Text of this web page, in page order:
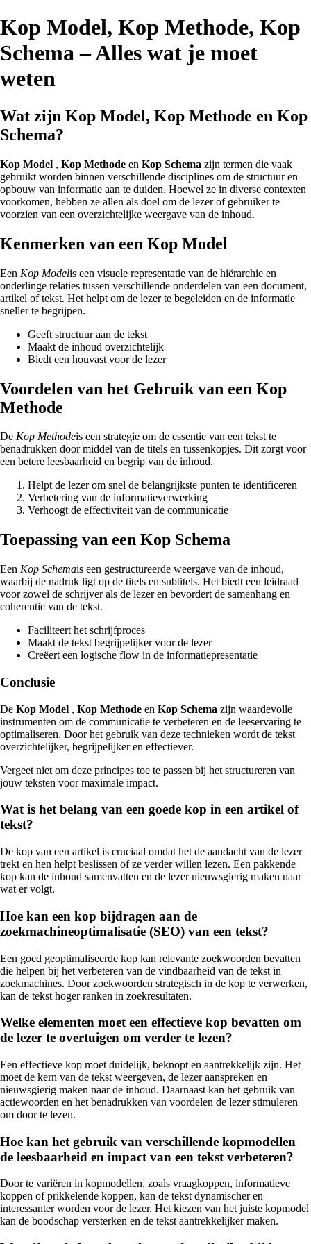
Kop Model, Kop Methode, Kop
Schema – Alles wat je moet
weten
Wat zijn Kop Model, Kop Methode en Kop
Schema?
Kop Model , Kop Methode en Kop Schema zijn termen die vaak
gebruikt worden binnen verschillende disciplines om de structuur en
opbouw van informatie aan te duiden. Hoewel ze in diverse contexten
voorkomen, hebben ze allen als doel om de lezer of gebruiker te
voorzien van een overzichtelijke weergave van de inhoud.
Kenmerken van een Kop Model
Een Kop Modelis een visuele representatie van de hiërarchie en
onderlinge relaties tussen verschillende onderdelen van een document,
artikel of tekst. Het helpt om de lezer te begeleiden en de informatie
sneller te begrijpen.
Geeft structuur aan de tekst
Maakt de inhoud overzichtelijk
Biedt een houvast voor de lezer
Voordelen van het Gebruik van een Kop
Methode
De Kop Methodeis een strategie om de essentie van een tekst te
benadrukken door middel van de titels en tussenkopjes. Dit zorgt voor
een betere leesbaarheid en begrip van de inhoud.
Helpt de lezer om snel de belangrijkste punten te identificeren
Verbetering van de informatieverwerking
Verhoogt de effectiviteit van de communicatie
Toepassing van een Kop Schema
Een Kop Schemais een gestructureerde weergave van de inhoud,
waarbij de nadruk ligt op de titels en subtitels. Het biedt een leidraad
voor zowel de schrijver als de lezer en bevordert de samenhang en
coherentie van de tekst.
Faciliteert het schrijfproces
Maakt de tekst begrijpelijker voor de lezer
Creëert een logische flow in de informatiepresentatie
Conclusie
De Kop Model , Kop Methode en Kop Schema zijn waardevolle
instrumenten om de communicatie te verbeteren en de leeservaring te
optimaliseren. Door het gebruik van deze technieken wordt de tekst
overzichtelijker, begrijpelijker en effectiever.
Vergeet niet om deze principes toe te passen bij het structureren van
jouw teksten voor maximale impact.
Wat is het belang van een goede kop in een artikel of
tekst?
De kop van een artikel is cruciaal omdat het de aandacht van de lezer
trekt en hen helpt beslissen of ze verder willen lezen. Een pakkende
kop kan de inhoud samenvatten en de lezer nieuwsgierig maken naar
wat er volgt.
Hoe kan een kop bijdragen aan de
zoekmachineoptimalisatie (SEO) van een tekst?
Een goed geoptimaliseerde kop kan relevante zoekwoorden bevatten
die helpen bij het verbeteren van de vindbaarheid van de tekst in
zoekmachines. Door zoekwoorden strategisch in de kop te verwerken,
kan de tekst hoger ranken in zoekresultaten.
Welke elementen moet een effectieve kop bevatten om
de lezer te overtuigen om verder te lezen?
Een effectieve kop moet duidelijk, beknopt en aantrekkelijk zijn. Het
moet de kern van de tekst weergeven, de lezer aanspreken en
nieuwsgierig maken naar de inhoud. Daarnaast kan het gebruik van
actiewoorden en het benadrukken van voordelen de lezer stimuleren
om door te lezen.
Hoe kan het gebruik van verschillende kopmodellen
de leesbaarheid en impact van een tekst verbeteren?
Door te variëren in kopmodellen, zoals vraagkoppen, informatieve
koppen of prikkelende koppen, kan de tekst dynamischer en
interessanter worden voor de lezer. Het kiezen van het juiste kopmodel
kan de boodschap versterken en de tekst aantrekkelijker maken.